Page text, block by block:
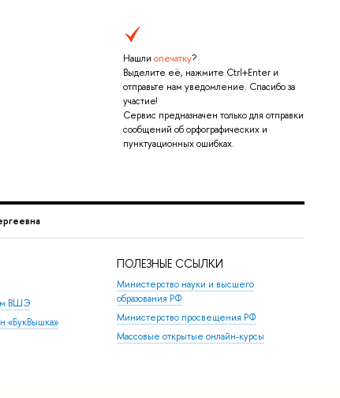
Нашли опечатку?
Выделите её, нажмите Ctrl+Enter и
отправьте нам уведомление. Спасибо за
участие!
Сервис предназначен только для отправки
сообщений об орфографических и
пунктуационных ошибках.
ВШЭ
«БукВышка»
ПОЛЕЗНЫЕ ССЫЛКИ
Министерство науки и высшего
образования РФ
Министерство просвещения РФ
Массовые открытые онлайн-курсы